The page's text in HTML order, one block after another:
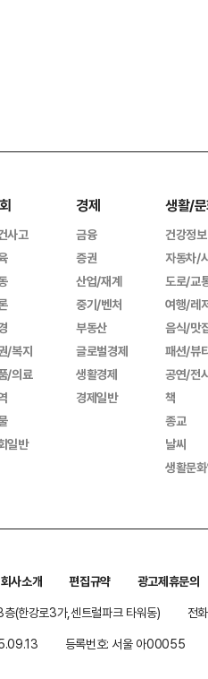
사고
/복지
/의료
일반
경제
금융
증권
산업/재계
중기/벤처
부동산
글로벌경제
생활경제
경제일반
생활/
건강정보
자동차/
도로/교
여행/레
음식/맛
패션/뷰
공연/전
책
종교
날씨
생활문
회사소개 편집규약
광고제휴문의
(한강로3가,센트럴파크 타워동)
전
등록번호: 서울 아00055